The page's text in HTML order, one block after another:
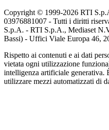
Copyright © 1999-2026 RTI
03976881007 - Tutti i diritti
S.p.A. - RTI S.p.A., Mediaset
Bassi) - Uffici Viale Europa 46,
Rispetto ai contenuti e ai dati
vietata ogni utilizzazione
intelligenza artificiale generativa.
utilizzare mezzi automatizzati di